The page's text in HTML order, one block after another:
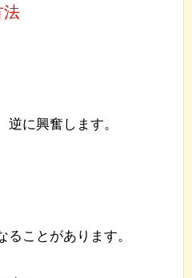
法
に興奮します。
ことがあります。